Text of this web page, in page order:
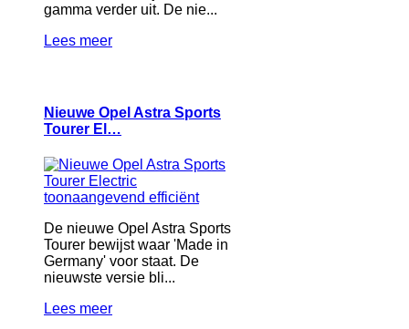
gamma verder uit. De nie...
Lees meer
Nieuwe Opel Astra Sports
Tourer El…
De nieuwe Opel Astra Sports
Tourer bewijst waar 'Made in
Germany' voor staat. De
nieuwste versie bli...
Lees meer